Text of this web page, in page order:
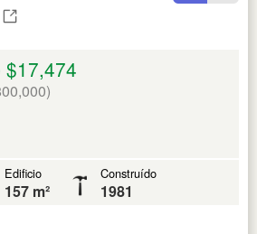
$17,474
Edificio
157 m²
Construído
1981